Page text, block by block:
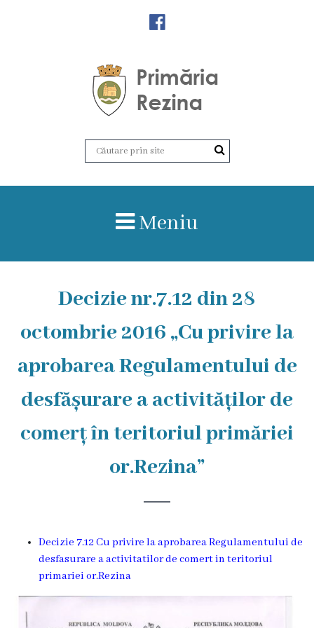
Amalgamare
Rezina
Primăria
Zile
audiență
primăriei
Competențele
primarului
Meniu
Decizie nr.7.12 din 28
octombrie 2016 „Cu privire la
aprobarea Regulamentului de
desfășurare a activităților de
comerț în teritoriul primăriei
or.Rezina”
Decizie 7.12 Cu privire la aprobarea Regulamentului de
desfasurare a activitatilor de comert in teritoriul
primariei or.Rezina